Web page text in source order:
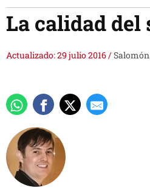
La calidad del
Actualizado: 29 julio 2016/